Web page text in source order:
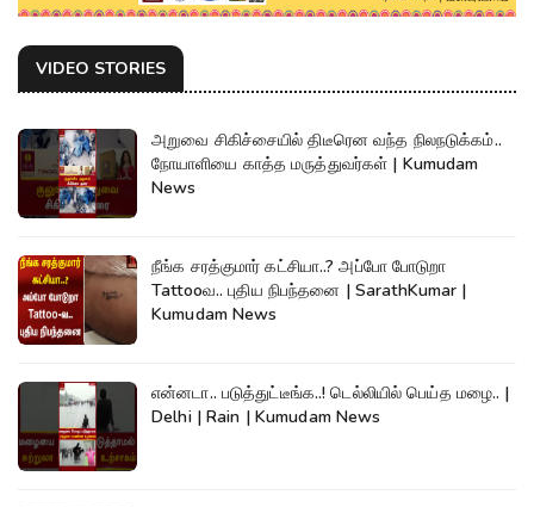
VIDEO STORIES
அறுவை சிகிச்சையில் திடீரென வந்த நிலநடுக்கம்..
நோயாளியை காத்த மருத்துவர்கள் | Kumudam
News
நீங்க சரத்குமார் கட்சியா..? அப்போ போடுறா
Tattooவ.. புதிய நிபந்தனை | SarathKumar |
Kumudam News
என்னடா.. படுத்துட்டீங்க..! டெல்லியில் பெய்த மழை.. |
Delhi | Rain | Kumudam News